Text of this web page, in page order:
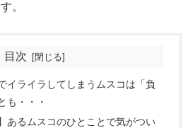
。
目次
イライラしてしまうムスコは「負
も・・・
あるムスコのひとことで気がつい